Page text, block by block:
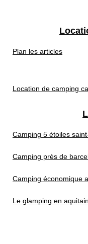
Plan les articles
Location de camping
Camping 5 étoiles saint-
Camping près de
Camping économique
Le glamping en